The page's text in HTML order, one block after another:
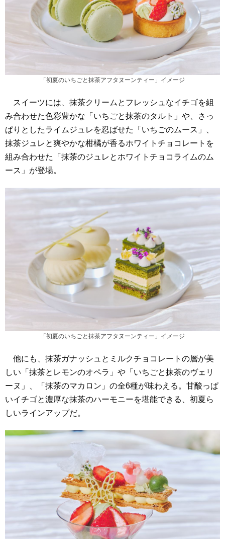
「初夏のいちごと抹茶アフタヌーンティー」イメージ
スイーツには、抹茶クリームとフレッシュなイチゴを組
み合わせた色彩豊かな「いちごと抹茶のタルト」や、さっ
ぱりとしたライムジュレを忍ばせた「いちごのムース」、
抹茶ジュレと爽やかな柑橘が香るホワイトチョコレートを
組み合わせた「抹茶のジュレとホワイトチョコライムのム
ース」が登場。
「初夏のいちごと抹茶アフタヌーンティー」イメージ
他にも、抹茶ガナッシュとミルクチョコレートの層が美
しい「抹茶とレモンのオペラ」や「いちごと抹茶のヴェリ
ーヌ」、「抹茶のマカロン」の全6種が味わえる。甘酸っぱ
いイチゴと濃厚な抹茶のハーモニーを堪能できる、初夏ら
しいラインアップだ。